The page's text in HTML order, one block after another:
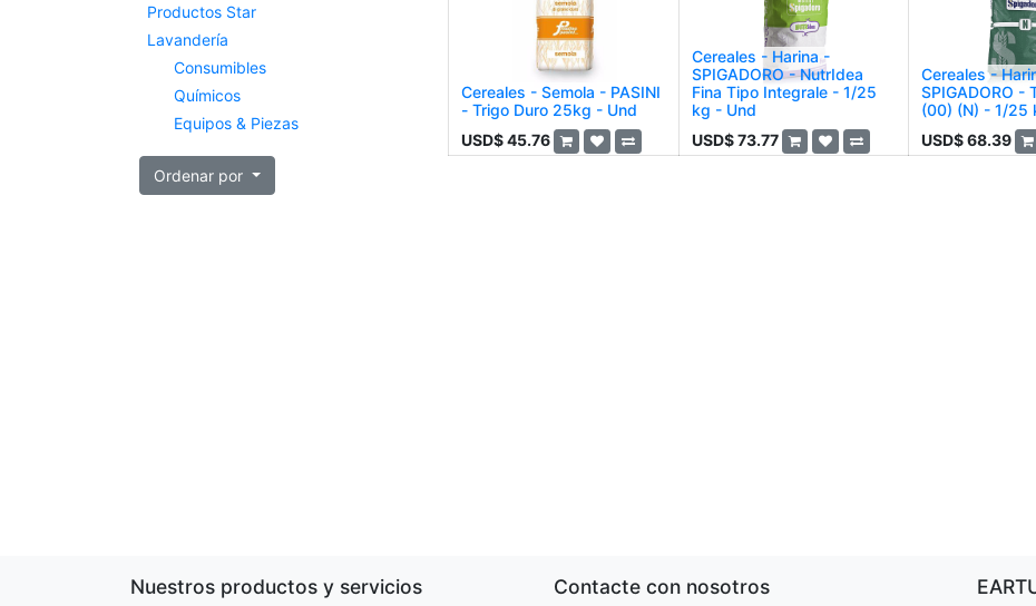
Productos Star
Lavandería
Consumibles
Químicos
Equipos & Piezas
Cereales - Semola - PASINI
- Trigo Duro 25kg - Und
USD$45.76
Cereales - Harina -
SPIGADORO - NutrIdea
Fina Tipo Integrale - 1/25
kg - Und
USD$73.77
Cereales -
SPIGADORO -
(00) (N) - 1/25
USD$68.39
Ordenar por
Nuestros productos y servicios Contacte con nosotros